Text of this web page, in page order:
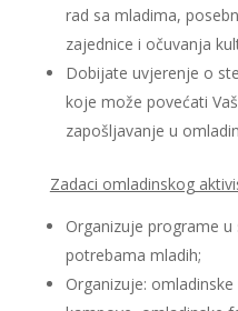
rad sa mladima,
zajednice i očuvanja
Dobijate uvjerenje o
koje može povećati
zapošljavanje u
Zadaci omladinskog
Organizuje programe
potrebama mladih;
Organizuje: